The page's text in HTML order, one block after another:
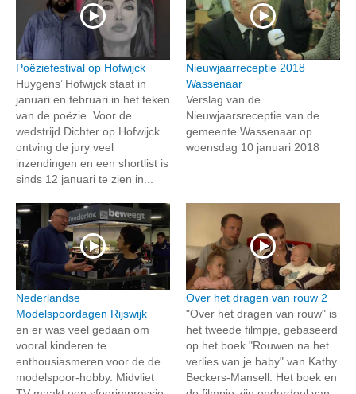
Poëziefestival op Hofwijck
Huygens’ Hofwijck staat in
januari en februari in het teken
van de poëzie. Voor de
wedstrijd Dichter op Hofwijck
ontving de jury veel
inzendingen en een shortlist is
sinds 12 januari te zien in...
Nieuwjaarreceptie 2018
Wassenaar
Verslag van de
Nieuwjaarsreceptie van de
gemeente Wassenaar op
woensdag 10 januari 2018
Nederlandse
Modelspoordagen Rijswijk
en er was veel gedaan om
vooral kinderen te
enthousiasmeren voor de de
modelspoor-hobby. Midvliet
Over het dragen van rouw 2
"Over het dragen van rouw" is
het tweede filmpje, gebaseerd
op het boek "Rouwen na het
verlies van je baby" van Kathy
Beckers-Mansell. Het boek en